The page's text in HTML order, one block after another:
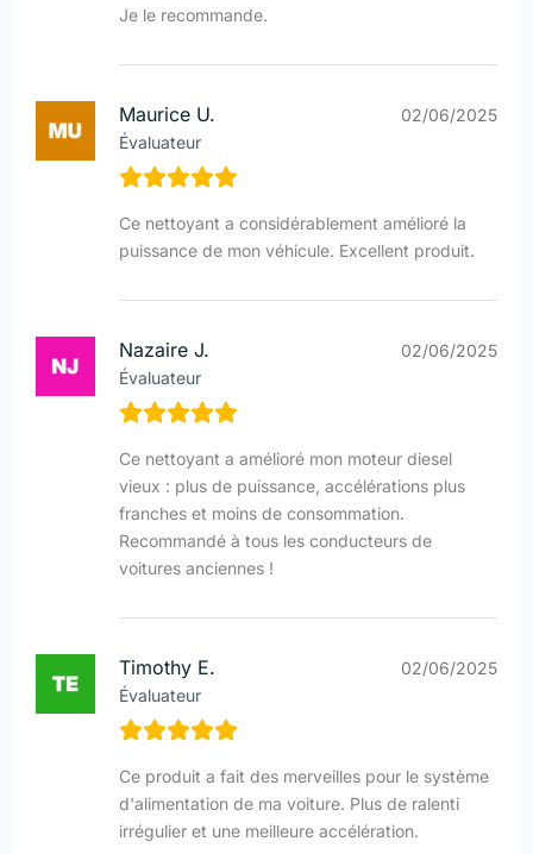
Je le recommande.
Maurice U.
Évaluateur
02/06/2025
Ce nettoyant a considérablement amélioré la
puissance de mon véhicule. Excellent produit.
Nazaire J.
Évaluateur
02/06/2025
Ce nettoyant a amélioré mon moteur diesel
vieux : plus de puissance, accélérations plus
franches et moins de consommation.
Recommandé à tous les conducteurs de
voitures anciennes !
Timothy E.
Évaluateur
02/06/2025
Ce produit a fait des merveilles pour le système
d'alimentation de ma voiture. Plus de ralenti
irrégulier et une meilleure accélération.